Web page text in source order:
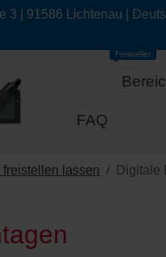
3 | 91586 Lichtenau |
Freisteller
FAQ
freistellen lassen Digitale